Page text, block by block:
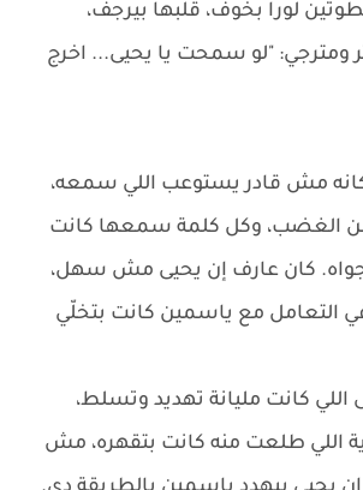
لورا بخوف، قلبها بيرجف،
ومترجي: "لو سمحت يا يحيى... اخرج
مش قادر يستوعب اللي سمعه،
من الغضب، وكل كلمة سمعها كانت
جواه. كان عارف إن يحيى مش سهل،
التعامل مع ياسمين كانت بتخلّي
كانت مليانة تهديد وتسلط،
اللي طلعت منه كانت بتقهره، مش